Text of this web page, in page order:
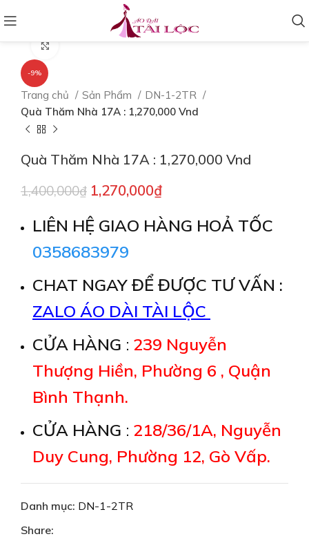
-9%
Click to enlarge
Trang chủ Sản Phẩm
DN-1-2TR
Quà Thăm Nhà 17A : 1,270,000 Vnd
Quà Thăm Nhà 17A : 1,270,000 Vnd
1,400,000₫ 1,270,000₫
LIÊN HỆ GIAO HÀNG HOẢ TỐC
0358683979
CHAT NGAY ĐỂ ĐƯỢC TƯ VẤN :
ZALO ÁO DÀI TÀI LỘC
CỬA HÀNG : 239 Nguyễn
Thượng Hiền, Phường 6 , Quận
Bình Thạnh.
CỬA HÀNG : 218/36/1A, Nguyễn
Duy Cung, Phường 12, Gò Vấp.
Danh mục: DN-1-2TR
Share: